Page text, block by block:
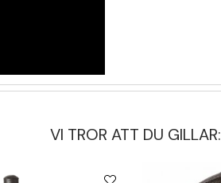
VI TROR ATT DU GILLAR: